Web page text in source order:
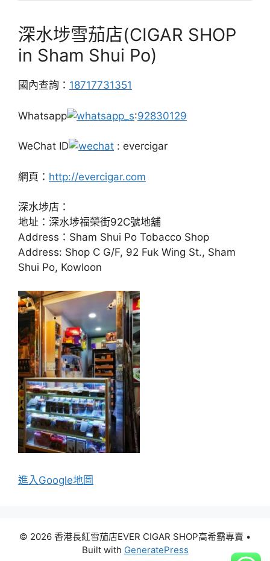
深水埗雪茄店(CIGAR SHOP
in Sham Shui Po)
國內查詢： 18717731351
Whatsapp :92830129
WeChat ID : evercigar
網頁： http://evercigar.com
深水埗店：
地址：深水埗福榮街92C號地舖
Address：Sham Shui Po Tobacco Shop
Address: Shop C G/F, 92 Fuk Wing St., Sham
Shui Po, Kowloon
進入Google地圖
© 2026 香港長紅雪茄店EVER CIGAR SHOP高希霸專賣 •
Built with GeneratePress